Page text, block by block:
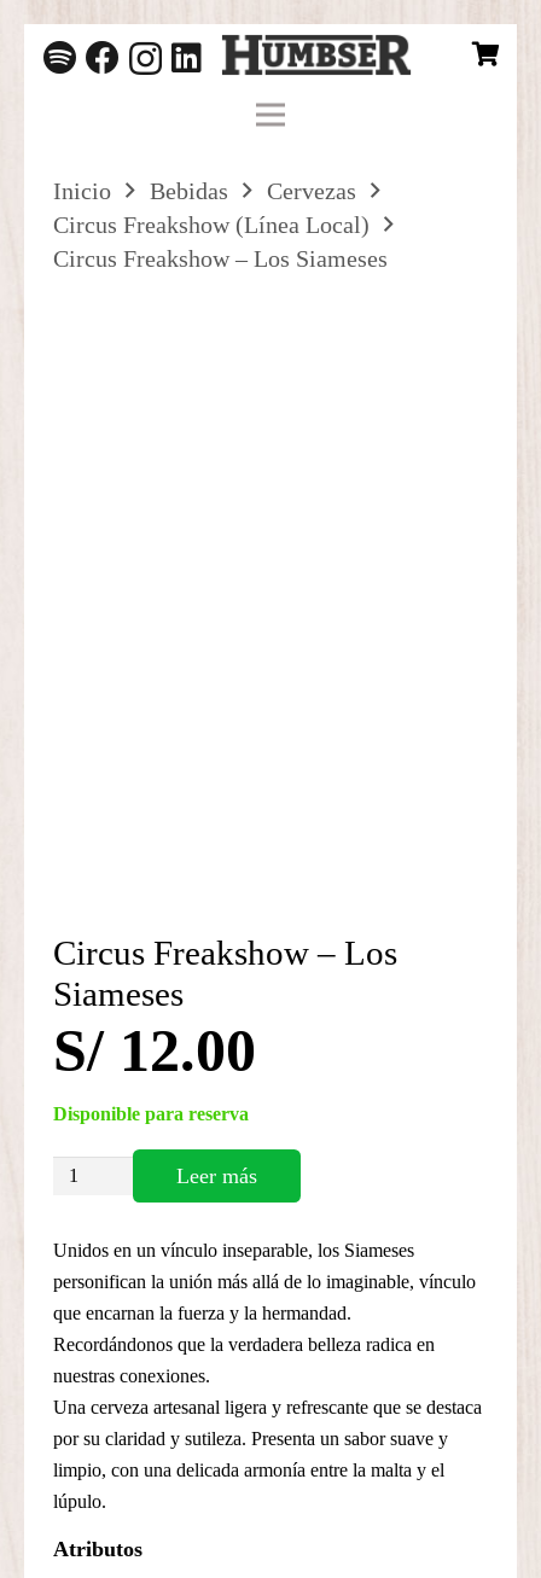
Inicio Bebidas
Cervezas
Circus Freakshow (Línea Local)
Circus Freakshow – Los Siameses
Circus Freakshow – Los
Siameses
S/12.00
Disponible para reserva
Circus
Freakshow
Siameses
cantidad
Leer más
Unidos en un vínculo inseparable, los Siameses
personifican la unión más allá de lo imaginable, vínculo
que encarnan la fuerza y la hermandad.
Recordándonos que la verdadera belleza radica en
nuestras conexiones.
Una cerveza artesanal ligera y refrescante que se destaca
por su claridad y sutileza. Presenta un sabor suave y
limpio, con una delicada armonía entre la malta y el
lúpulo.
Atributos